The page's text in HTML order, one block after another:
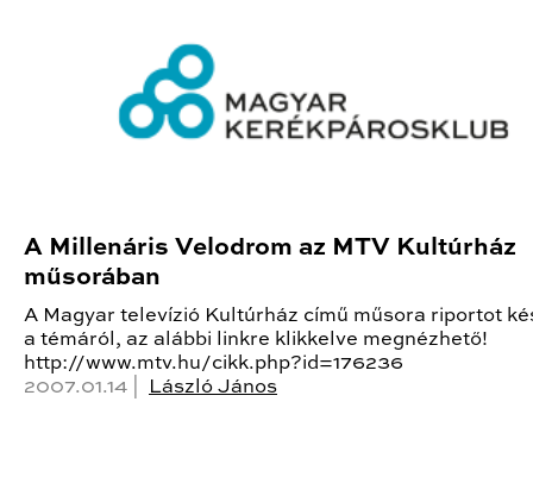
A Millenáris Velodrom az MTV Kultúrház
műsorában
A Magyar televízió Kultúrház című műsora riportot
a témáról, az alábbi linkre klikkelve megnézhető!
http://www.mtv.hu/cikk.php?id=176236
2007.01.14 |
László János